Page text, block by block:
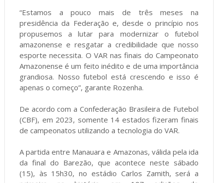
“Estamos a pouco mais de três meses na
presidência da Federação e, desde o princípio nos
propusemos a lutar para modernizar o futebol
amazonense e resgatar a credibilidade que nosso
esporte necessita. O VAR nas finais do Campeonato
Amazonense é um feito inédito e de uma importância
grandiosa. Nosso futebol está crescendo e isso é
apenas o começo”, garante Rozenha.
De acordo com a Confederação Brasileira de Futebol
(CBF), em 2023, somente 14 estados fizeram finais
de campeonatos utilizando a tecnologia do VAR.
A partida entre Manauara e Amazonas, válida pela ida
da final do Barezão, que acontece neste sábado
(15), às 15h30, no estádio Carlos Zamith, será a